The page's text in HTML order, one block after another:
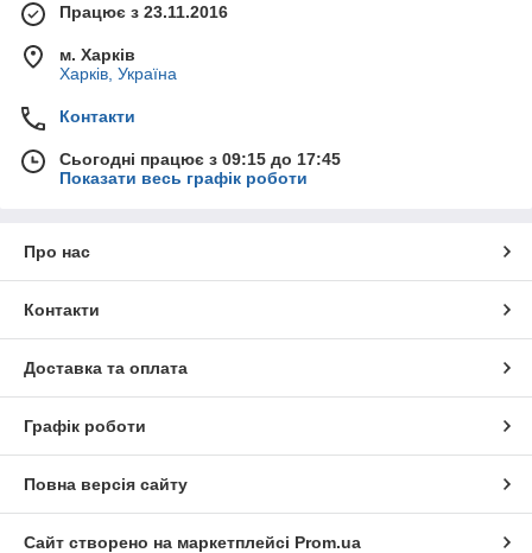
Працює з 23.11.2016
м. Харків
Харків, Україна
Контакти
Сьогодні працює з 09:15 до 17:45
Показати весь графік роботи
Про нас
Контакти
Доставка та оплата
Графік роботи
Повна версія сайту
Сайт створено на маркетплейсі Prom.ua